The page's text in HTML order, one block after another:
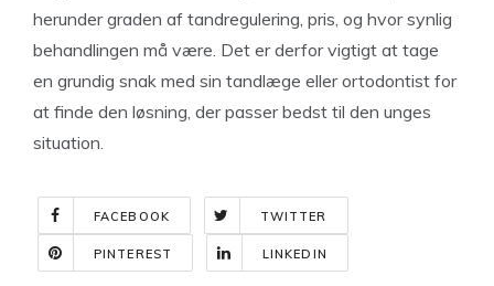
herunder graden af tandregulering, pris, og hvor synlig
behandlingen må være. Det er derfor vigtigt at tage
en grundig snak med sin tandlæge eller ortodontist for
at finde den løsning, der passer bedst til den unges
situation.
FACEBOOK TWITTER
PINTEREST LINKEDIN